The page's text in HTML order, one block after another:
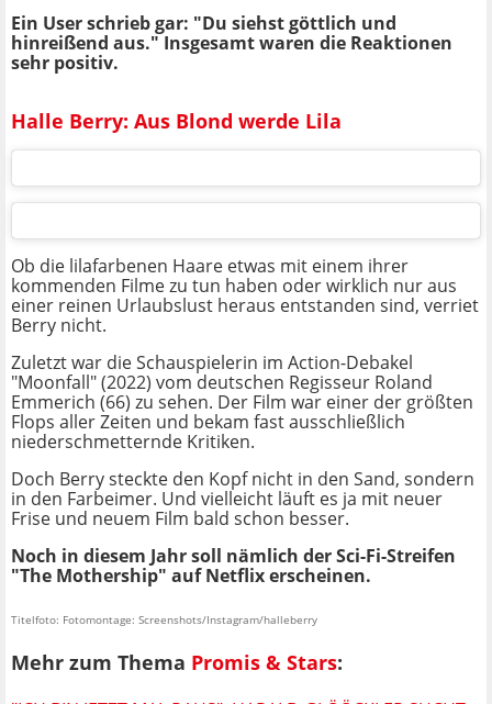
Ein User schrieb gar: "Du siehst göttlich und
hinreißend aus." Insgesamt waren die Reaktionen
sehr positiv.
Halle Berry: Aus Blond werde Lila
Ob die lilafarbenen Haare etwas mit einem ihrer
kommenden Filme zu tun haben oder wirklich nur aus
einer reinen Urlaubslust heraus entstanden sind, verriet
Berry nicht.
Zuletzt war die Schauspielerin im Action-Debakel
"Moonfall" (2022) vom deutschen Regisseur Roland
Emmerich (66) zu sehen. Der Film war einer der größten
Flops aller Zeiten und bekam fast ausschließlich
niederschmetternde Kritiken.
Doch Berry steckte den Kopf nicht in den Sand, sondern
in den Farbeimer. Und vielleicht läuft es ja mit neuer
Frise und neuem Film bald schon besser.
Noch in diesem Jahr soll nämlich der Sci-Fi-Streifen
"The Mothership" auf Netflix erscheinen.
Titelfoto: Fotomontage: Screenshots/Instagram/halleberry
Mehr zum Thema Promis & Stars: